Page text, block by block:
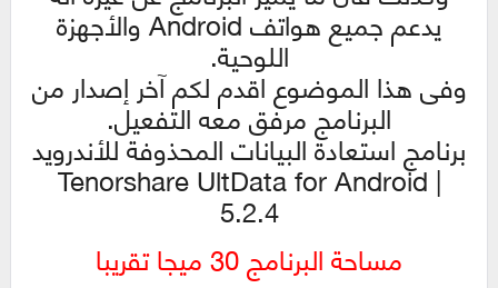
يدعم جميع هواتف Android والأجهزة
اللوحية.
وفى هذا الموضوع اقدم لكم آخر إصدار من
البرنامج مرفق معه التفعيل.
برنامج استعادة البيانات المحذوفة للأندرويد
| Tenorshare UltData for Android
5.2.4
مساحة البرنامج 30 ميجا تقريبا